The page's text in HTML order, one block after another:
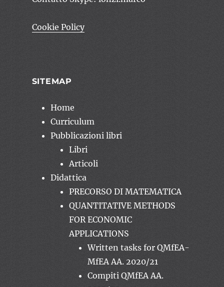
Cookie Policy
SITEMAP
Home
Curriculum
Pubblicazioni libri
Libri
Articoli
Didattica
PRECORSO DI MATEMATICA
QUANTITATIVE METHODS
FOR ECONOMIC
APPLICATIONS
Written tasks for QMfEA-
MfEA AA. 2020/21
Compiti QMfEA AA.